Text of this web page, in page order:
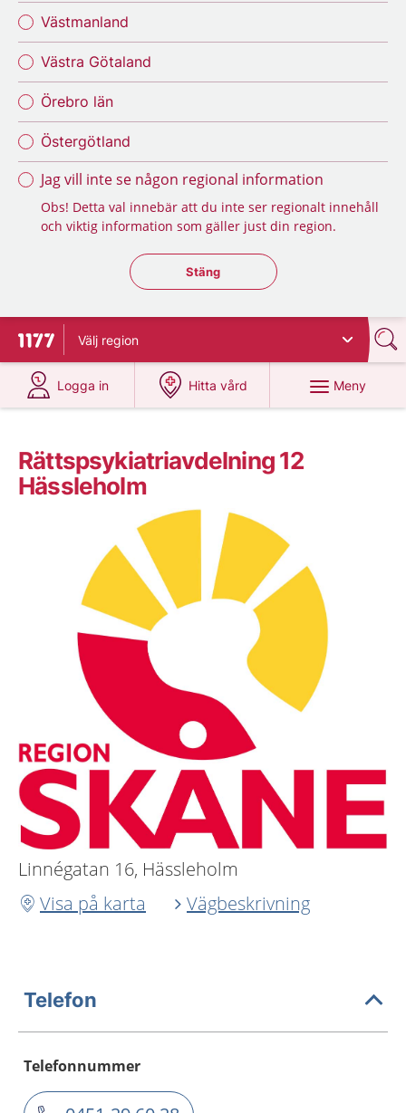
Västmanland
Västra Götaland
Örebro län
Östergötland
Jag vill inte se någon regional information
Obs! Detta val innebär att du inte ser regionalt innehåll
och viktig information som gäller just din region.
Stäng regionsväljaren
Stäng
Till startsidan för 1177
Välj region
Logga in
på 1177.se
Hitta vård
på 1177.se
Meny
Rättspsykiatriavdelning 12
Hässleholm
Linnégatan 16, Hässleholm
Visa på karta
Vägbeskrivning
Telefon
Telefonnummer